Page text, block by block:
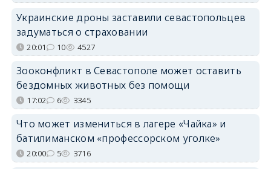
Украинские дроны заставили севастопольцев
задуматься о страховании
20:01 10 4527
Зооконфликт в Севастополе может оставить
бездомных животных без помощи
17:02 6 3345
Что может измениться в лагере «Чайка» и
батилиманском «профессорском уголке»
20:00 5 3716